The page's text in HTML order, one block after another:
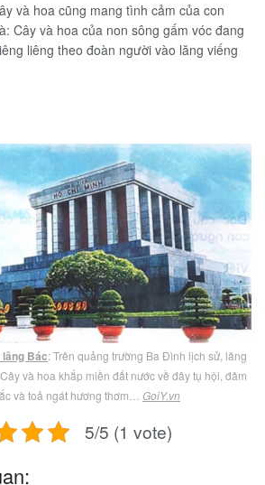
và hoa cũng mang tình cảm của con
Cây và hoa của non sông gấm vóc đang
liêng theo đoàn người vào lăng viếng
Bác: Trên quảng trường Ba Đình lịch sử, lăng
và hoa khắp miền đất nước về đây tụ hội, đâm
và toả ngát hương thơm… GoiY.vn
5/5 (1 vote)